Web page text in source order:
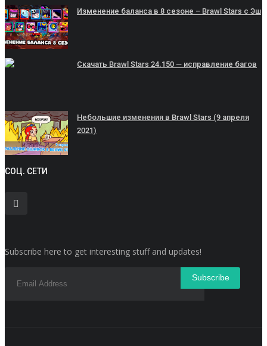
Изменение баланса в 8 сезоне – Brawl Stars с Эш
Скачать Brawl Stars 24.150 — исправление багов
Небольшие изменения в Brawl Stars (9 апреля
2021)
СОЦ. СЕТИ
Subscribe here to get interesting stuff and updates!